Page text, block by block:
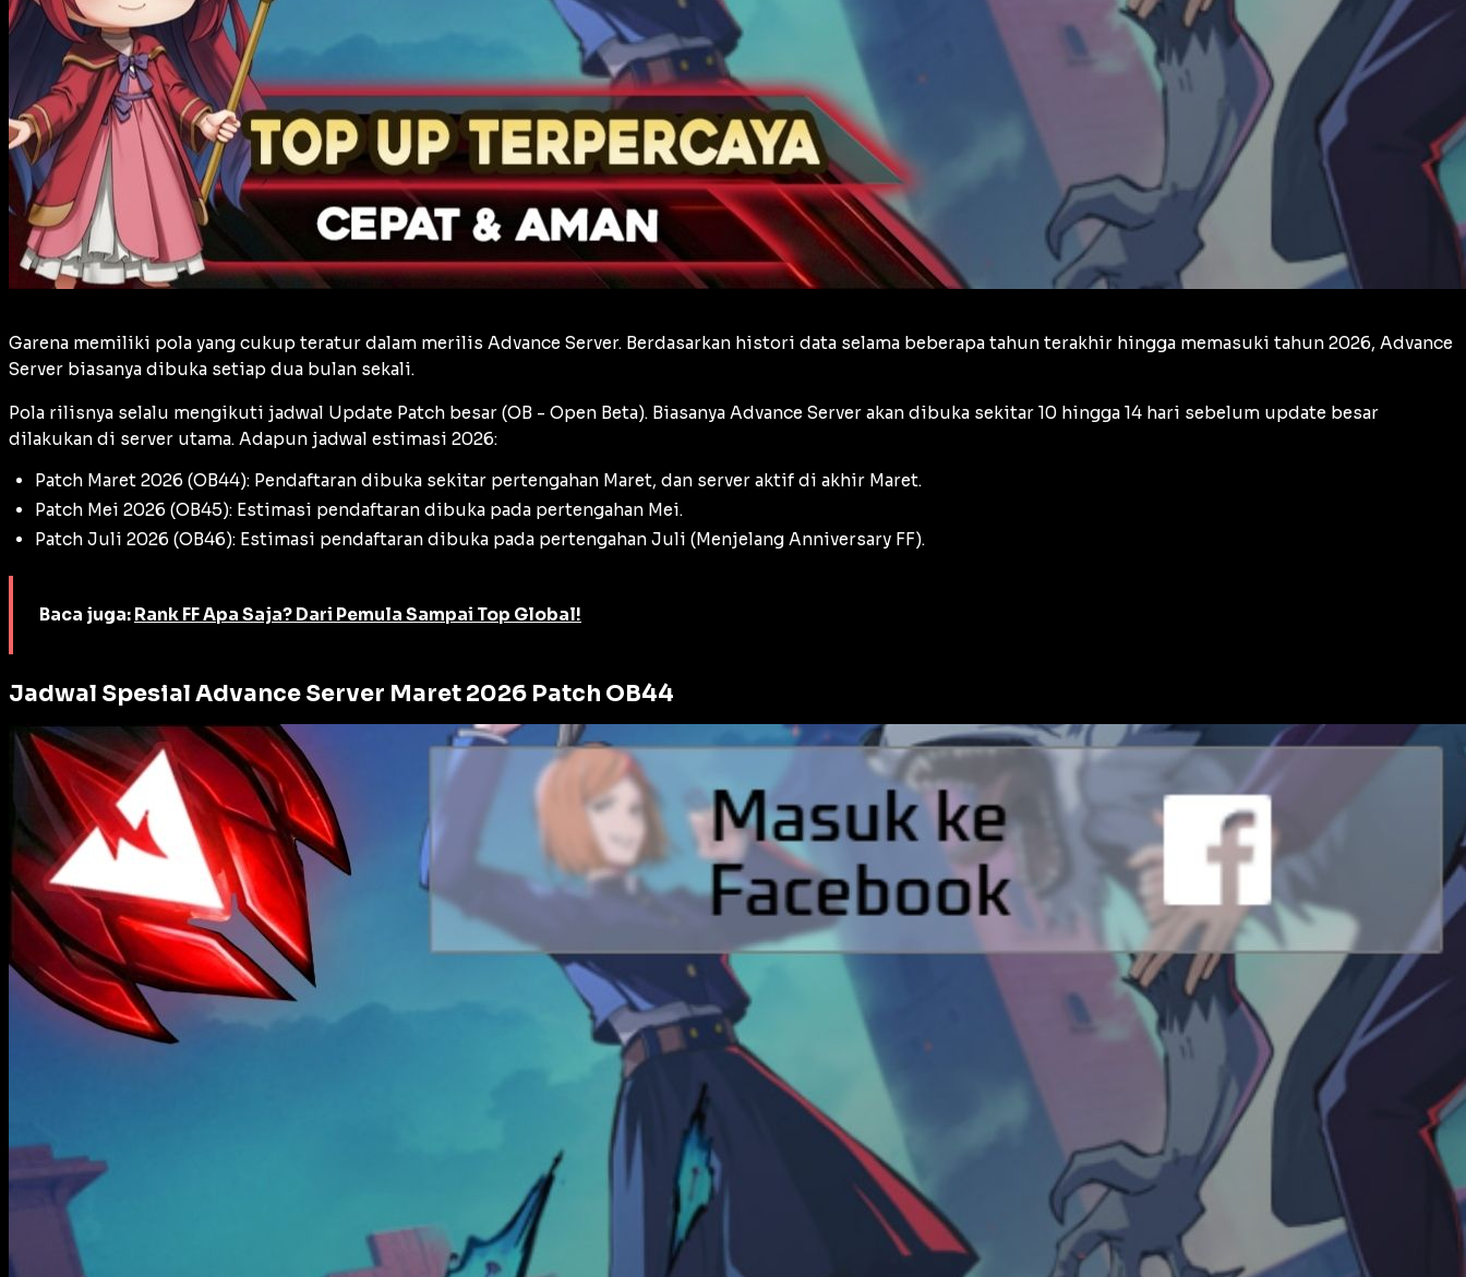
Garena memiliki pola yang cukup teratur dalam merilis Advance Server. Berdasarkan histori data selama beberapa tahun terakhir hingga memasuki tahun 2026, Advance
Server biasanya dibuka setiap dua bulan sekali.
Pola rilisnya selalu mengikuti jadwal Update Patch besar (OB - Open Beta). Biasanya Advance Server akan dibuka sekitar 10 hingga 14 hari sebelum update besar
dilakukan di server utama. Adapun jadwal estimasi 2026:
Patch Maret 2026 (OB44): Pendaftaran dibuka sekitar pertengahan Maret, dan server aktif di akhir Maret.
Patch Mei 2026 (OB45): Estimasi pendaftaran dibuka pada pertengahan Mei.
Patch Juli 2026 (OB46): Estimasi pendaftaran dibuka pada pertengahan Juli (Menjelang Anniversary FF).
Baca juga: Rank FF Apa Saja? Dari Pemula Sampai Top Global!
Jadwal Spesial Advance Server Maret 2026 Patch OB44